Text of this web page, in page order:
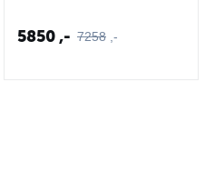
7258 ,-
5850,-